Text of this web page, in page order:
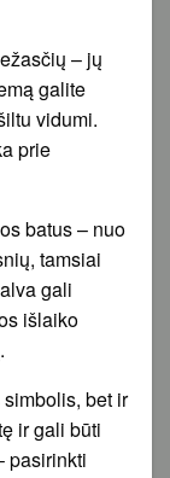
– jų
galite
vidumi.
prie
batus – nuo
tamsiai
gali
išlaiko
bet ir
ir gali būti
pasirinkti